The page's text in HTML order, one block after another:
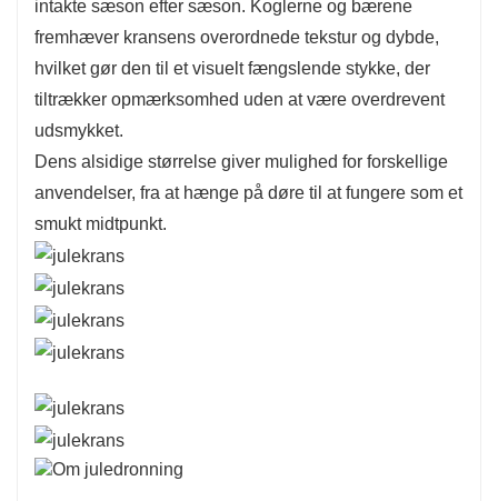
at fungere som et smukt midtpunkt.
intakte sæson efter sæson. Koglerne og bærene
fremhæver kransens overordnede tekstur og dybde,
hvilket gør den til et visuelt fængslende stykke, der
tiltrækker opmærksomhed uden at være overdrevent
udsmykket.
Dens alsidige størrelse giver mulighed for forskellige
anvendelser, fra at hænge på døre til at fungere som et
smukt midtpunkt.